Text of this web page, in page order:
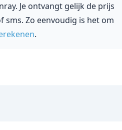
Je ontvangt gelijk de prijs
sms. Zo eenvoudig is het om
.